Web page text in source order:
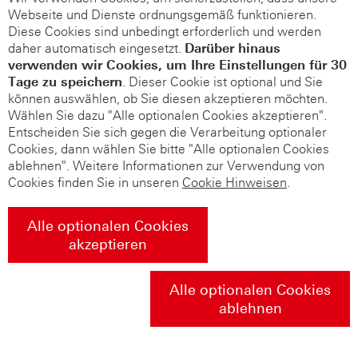
Webseite und Dienste ordnungsgemäß funktionieren.
Diese Cookies sind unbedingt erforderlich und werden
daher automatisch eingesetzt. Darüber hinaus
verwenden wir Cookies, um Ihre Einstellungen für 30
Tage zu speichern. Dieser Cookie ist optional und Sie
können auswählen, ob Sie diesen akzeptieren möchten.
Wählen Sie dazu "Alle optionalen Cookies akzeptieren".
Entscheiden Sie sich gegen die Verarbeitung optionaler
Cookies, dann wählen Sie bitte "Alle optionalen Cookies
ablehnen". Weitere Informationen zur Verwendung von
Cookies finden Sie in unseren Cookie Hinweisen.
Alle optionalen Cookies
akzeptieren
Alle optionalen Cookies
ablehnen